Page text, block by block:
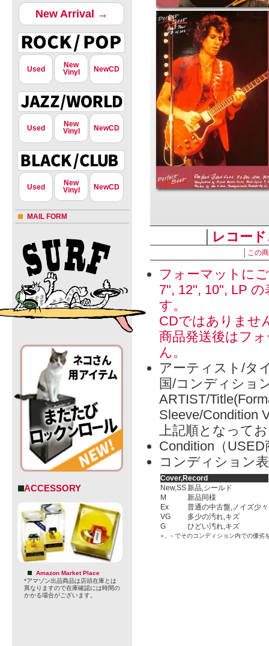
New Arrival →
Used
New
Vinyl
NewCD
Used
New
Vinyl
NewCD
Used
New
Vinyl
NewCD
MAIL FORM
ACCESSORY
Amazon Market Place
*アマゾン出品商品は店頭在庫とは
異なりますので在庫確認には時間の
かかる場合がございます。
レコー
この
フォーマットに
7", 12", 10", LP
す。
CDではありませ
商品発送後はフ
ん。
アーティスト/タ
国/コンディショ
ARTIST/
Sleeve/Condition
上記順となって
Condition（
コンディション
Cover,Record
New,SS新品,シールド
M
新品同様
Ex
普通の中古盤,ノイズ少々
VG
多少の汚れ,キズ
G
ひどい汚れ,キズ
＋, －でそのコンディション内での優劣